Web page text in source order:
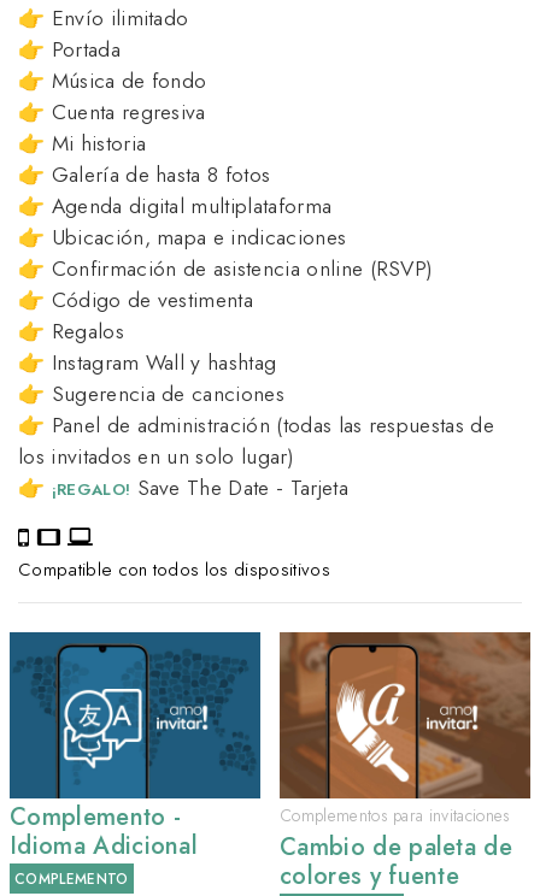
👉 Envío ilimitado
👉 Portada
👉 Música de fondo
👉 Cuenta regresiva
👉 Mi historia
👉 Galería de hasta 8 fotos
👉 Agenda digital multiplataforma
👉 Ubicación, mapa e indicaciones
👉 Confirmación de asistencia online (RSVP)
👉 Código de vestimenta
👉 Regalos
👉 Instagram Wall y hashtag
👉 Sugerencia de canciones
👉 Panel de administración (todas las respuestas de
los invitados en un solo lugar)
👉 ¡REGALO! Save The Date - Tarjeta
Compatible con todos los dispositivos
Complemento -
Idioma Adicional
COMPLEMENTO
Complementos para invitaciones
Cambio de paleta de
colores y fuente